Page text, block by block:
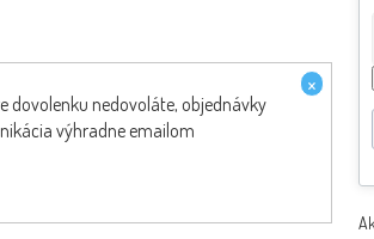
×
dovolenku nedovoláte, objednávky
výhradne emailom